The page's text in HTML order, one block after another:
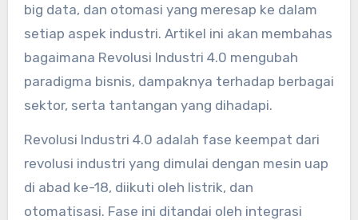
big data, dan otomasi yang meresap ke dalam
setiap aspek industri. Artikel ini akan membahas
bagaimana Revolusi Industri 4.0 mengubah
paradigma bisnis, dampaknya terhadap berbagai
sektor, serta tantangan yang dihadapi.
Revolusi Industri 4.0 adalah fase keempat dari
revolusi industri yang dimulai dengan mesin uap
di abad ke-18, diikuti oleh listrik, dan
otomatisasi. Fase ini ditandai oleh integrasi